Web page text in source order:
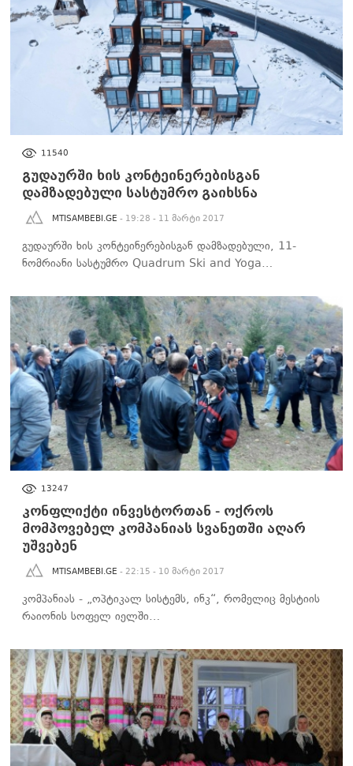
11540
გუდაურში ხის კონტეინერებისგან
დამზადებული სასტუმრო გაიხსნა
MTISAMBEBI.GE - 19:28 - 11 მარტი 2017
გუდაურში ხის კონტეინერებისგან დამზადებული, 11-
ნომრიანი სასტუმრო Quadrum Ski and Yoga…
13247
კონფლიქტი ინვესტორთან - ოქროს
მომპოვებელ კომპანიას სვანეთში აღარ
უშვებენ
MTISAMBEBI.GE - 22:15 - 10 მარტი 2017
კომპანიას - „ოპტიკალ სისტემს, ინკ“, რომელიც მესტიის
რაიონის სოფელ იელში…